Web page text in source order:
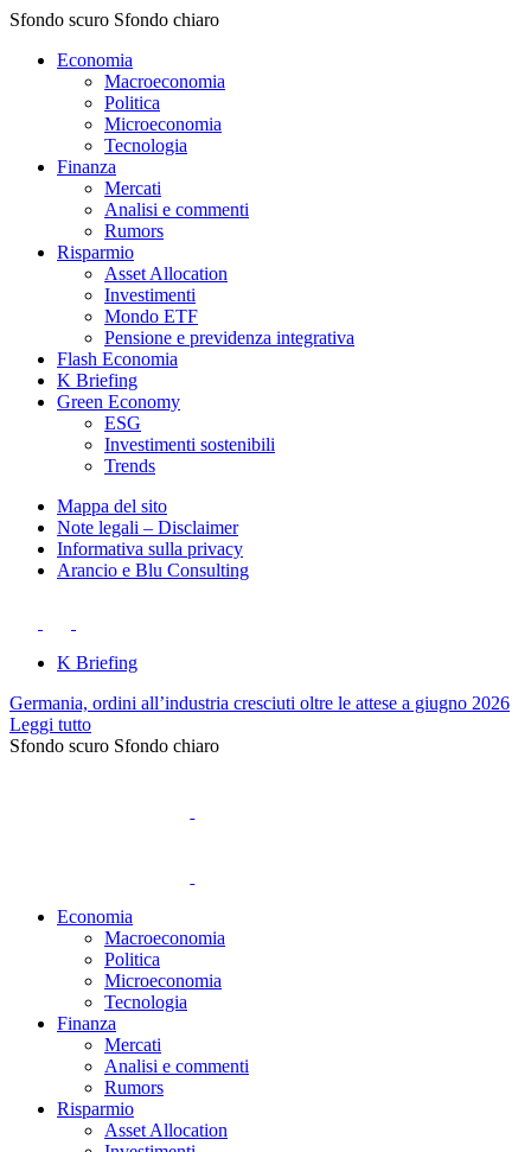
Sfondo scuro Sfondo chiaro
Economia
Macroeconomia
Politica
Microeconomia
Tecnologia
Finanza
Mercati
Analisi e commenti
Rumors
Risparmio
Asset Allocation
Investimenti
Mondo ETF
Pensione e previdenza integrativa
Flash Economia
K Briefing
Green Economy
ESG
Investimenti sostenibili
Trends
Mappa del sito
Note legali – Disclaimer
Informativa sulla privacy
Arancio e Blu Consulting
K Briefing
Germania, ordini all’industria cresciuti oltre le attese a giugno 2026
Leggi tutto
Sfondo scuro Sfondo chiaro
Economia
Macroeconomia
Politica
Microeconomia
Tecnologia
Finanza
Mercati
Analisi e commenti
Rumors
Risparmio
Asset Allocation